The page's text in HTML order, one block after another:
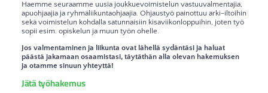
Haemme seuraamme uusia joukkuevoimistelun vastuuvalmentajia,
apuohjaajia ja ryhmäliikuntaohjaajia. Ohjaustyö painottuu arki-iltoihin
sekä voimistelun kohdalla satunnaisiin kisaviikonloppuihin, joten työ
sopii esim. opiskelun ja muun työn ohelle.
Jos valmentaminen ja liikunta ovat lähellä sydäntäsi ja haluat
päästä jakamaan osaamistasi, täytäthän alla olevan hakemuksen
ja otamme sinuun yhteyttä!
Jätä työhakemus